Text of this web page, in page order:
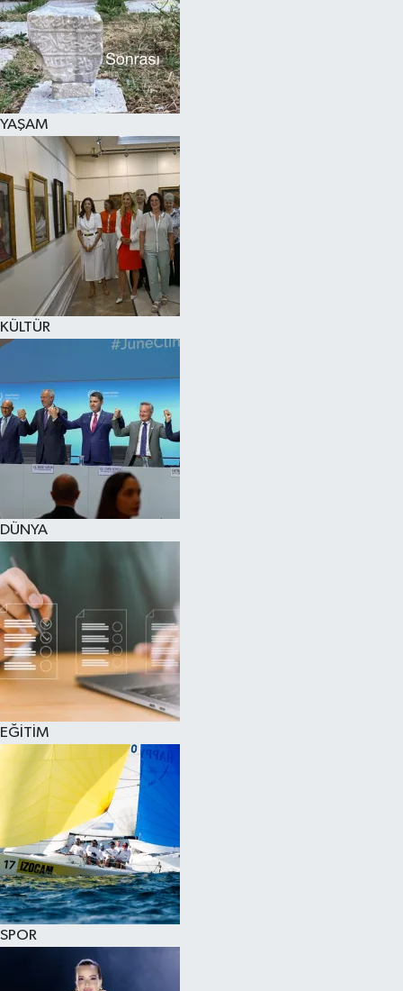
YAŞAM
KÜLTÜR
DÜNYA
EĞİTİM
SPOR
SPOR
KÜLTÜR SANAT